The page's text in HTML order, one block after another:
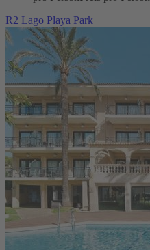
R2 Lago Playa Park